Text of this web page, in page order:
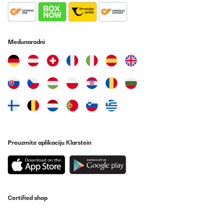
Abituato con una AEG pensavo chissà..e invece la piccoletta
Utente Amazon
Prevedi
Compatta, ottimo rapporto qualità prezzo.Istallazione
umidità nella stanza perché non fuoriesce vapore ma ARIA calda.
La capienza segnalata è di 3 kg ma io credo ci entri anche
qualcosa di più. Per un single o una coppia è ottima, occupa
pochissimo spazio e anche i consumi sono molto più bassi di una
classifica asciugatrice. Ci sono 2 filtri da pulire di volta in volta e
super consigliata!
Međunarodni
Preuzmite aplikaciju Klarstein
Certified shop